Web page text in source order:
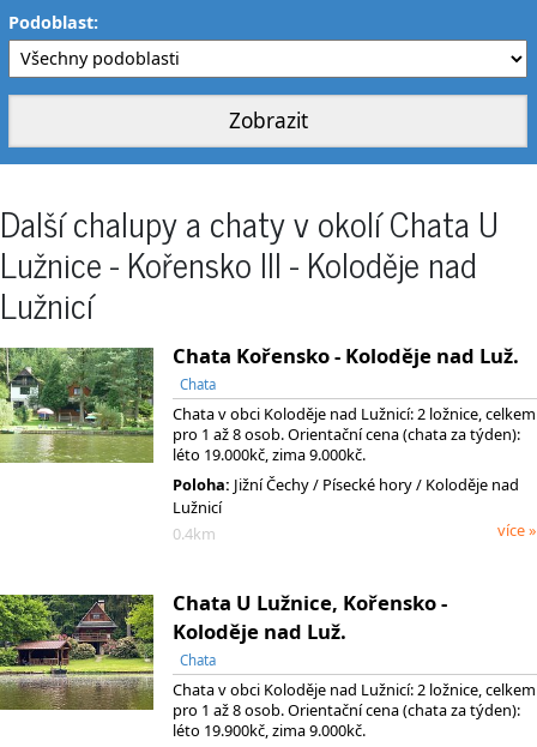
Podoblast:
Další chalupy a chaty v okolí Chata U
Lužnice - Kořensko III - Koloděje nad
Lužnicí
Chata Kořensko - Koloděje nad Luž.
Chata
Chata v obci Koloděje nad Lužnicí: 2 ložnice, celkem
pro 1 až 8 osob. Orientační cena (chata za týden):
léto 19.000kč, zima 9.000kč.
Poloha: Jižní Čechy/ Písecké hory/ Koloděje nad
Lužnicí
0.4km
více »
Chata U Lužnice, Kořensko -
Koloděje nad Luž.
Chata
Chata v obci Koloděje nad Lužnicí: 2 ložnice, celkem
pro 1 až 8 osob. Orientační cena (chata za týden):
léto 19.900kč, zima 9.000kč.